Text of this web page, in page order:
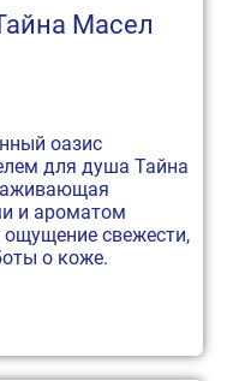
Масел
оазис
для душа Тайна
и ароматом
ощущение свежести,
о коже.